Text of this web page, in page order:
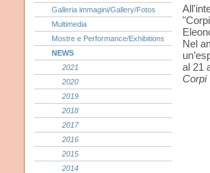
Galleria immagini/Gallery/Fotos
Multimedia
Mostre e Performance/Exhibitions
NEWS
2021
2020
2019
2018
2017
2016
2015
2014
Nel
al 21
Corpi